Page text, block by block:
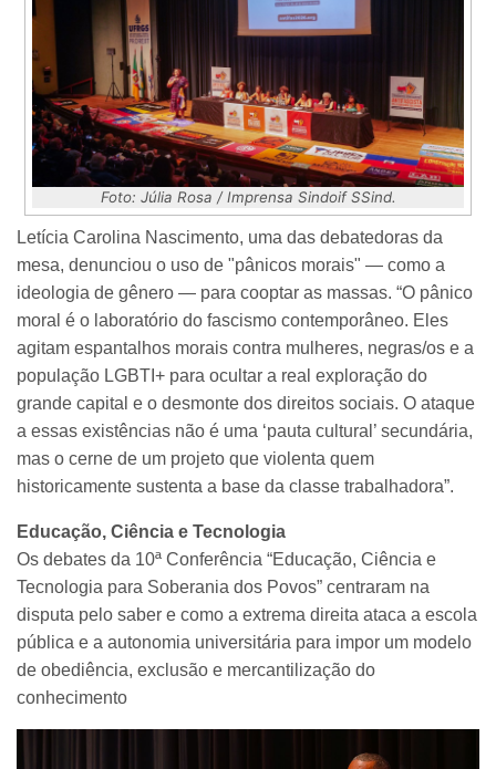
Foto: Júlia Rosa / Imprensa Sindoif SSind.
Letícia Carolina Nascimento, uma das debatedoras da
mesa, denunciou o uso de "pânicos morais" — como a
ideologia de gênero — para cooptar as massas. “O pânico
moral é o laboratório do fascismo contemporâneo. Eles
agitam espantalhos morais contra mulheres, negras/os e a
população LGBTI+ para ocultar a real exploração do
grande capital e o desmonte dos direitos sociais. O ataque
a essas existências não é uma ‘pauta cultural’ secundária,
mas o cerne de um projeto que violenta quem
historicamente sustenta a base da classe trabalhadora”.
Educação, Ciência e Tecnologia
Os debates da 10ª Conferência “Educação, Ciência e
Tecnologia para Soberania dos Povos” centraram na
disputa pelo saber e como a extrema direita ataca a escola
pública e a autonomia universitária para impor um modelo
de obediência, exclusão e mercantilização do
conhecimento